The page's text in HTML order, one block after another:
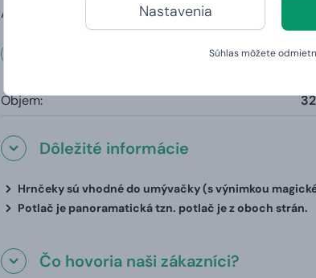
Nastavenia
Súhlas môžete
A to vrátane vašej vlastnej potlače. Vy nám zadáte
Objem:
Dôležité informácie
Hrnčeky sú vhodné do umývačky (s výnimkou
Potlač je panoramatická tzn. potlač je z oboch strán.
Čo hovoria naši zákazníci?